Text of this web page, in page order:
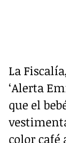
La
‘Alerta
que el
color